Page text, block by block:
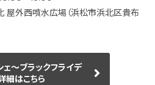
屋外西噴水広場（浜松市浜北区貴布
ェ～ブラックフライデ
細はこちら